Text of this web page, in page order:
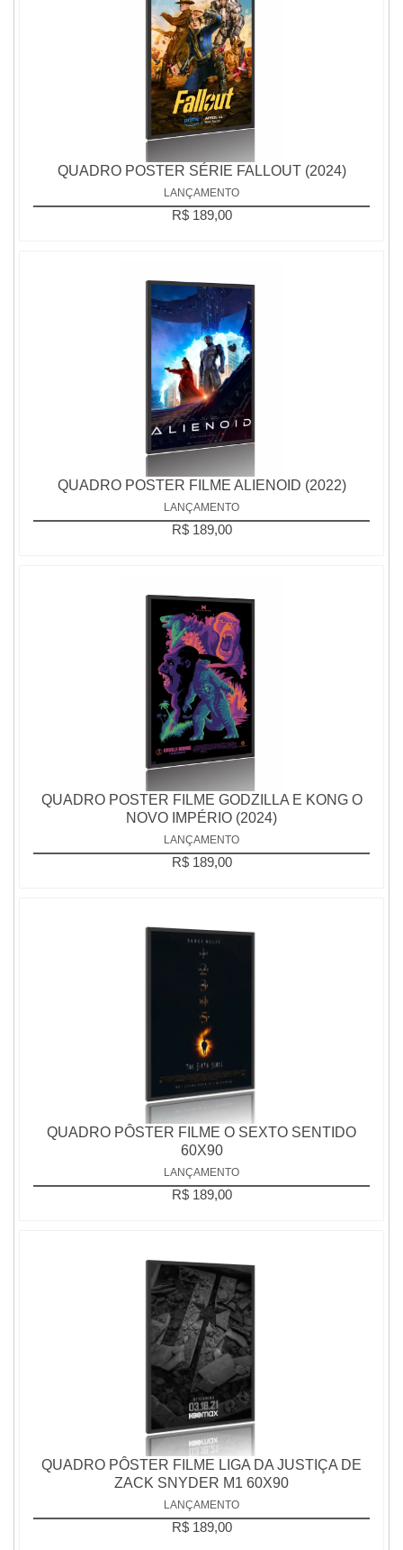
QUADRO POSTER SÉRIE FALLOUT (2024)
LANÇAMENTO
R$ 189,00
QUADRO POSTER FILME ALIENOID (2022)
LANÇAMENTO
R$ 189,00
QUADRO POSTER FILME GODZILLA E KONG O
NOVO IMPÉRIO (2024)
LANÇAMENTO
R$ 189,00
QUADRO PÔSTER FILME O SEXTO SENTIDO
60X90
LANÇAMENTO
R$ 189,00
QUADRO PÔSTER FILME LIGA DA JUSTIÇA DE
ZACK SNYDER M1 60X90
LANÇAMENTO
R$ 189,00